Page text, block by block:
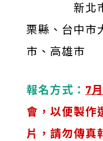
新北市、
栗縣、台中市
市、高雄市
報名方式： 7
會，以便製作
片，請勿傳真